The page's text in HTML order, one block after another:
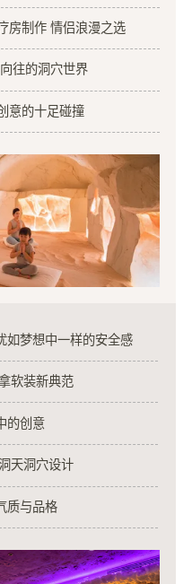
房制作 情侣浪漫之选
往的洞穴世界
意的十足碰撞
如梦想中一样的安全感
软装新典范
的创意
天洞穴设计
质与品格